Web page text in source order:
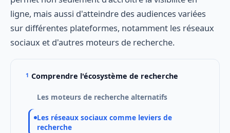
ligne, mais aussi d'atteindre des audiences variées
sur différentes plateformes, notamment les réseaux
sociaux et d'autres moteurs de recherche.
Comprendre l'écosystème de recherche
Les moteurs de recherche alternatifs
Les réseaux sociaux comme leviers de
recherche